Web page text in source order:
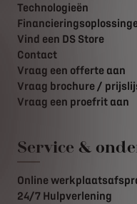
Technologieën
Vind een DS Store
Contact
Vraag een offerte aan
Vraag brochure /
Vraag een proefrit aan
Service &
Online
24/7 Hulpverlening